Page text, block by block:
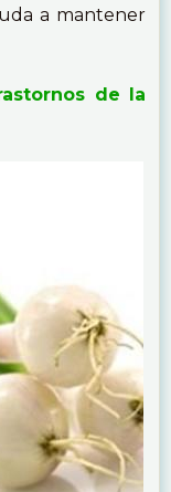
a mantener
de la